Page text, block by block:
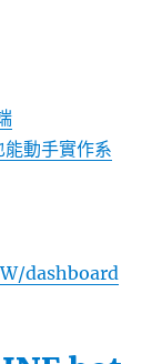
動手實作系
dashboard